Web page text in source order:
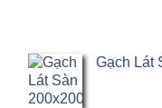
Gạch Lát